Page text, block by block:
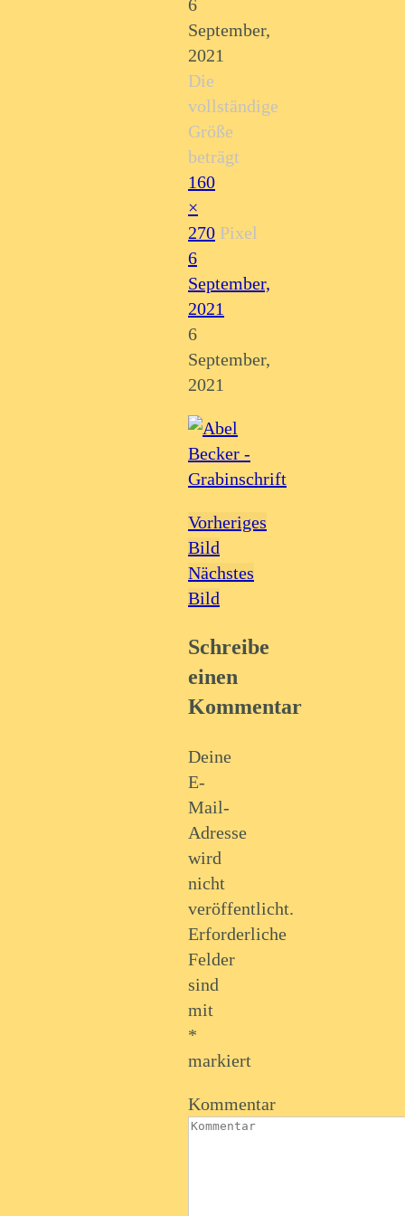
6
September,
2021
Die
vollständige
Größe
beträgt
160
×
270 Pixel
6
September,
2021
6
September,
2021
Vorheriges
Bild
Nächstes
Bild
Schreibe
einen
Kommentar
Deine
E-
Mail-
Adresse
wird
nicht
veröffentlicht.
Erforderliche
Felder
sind
mit
*
markiert
Kommentar